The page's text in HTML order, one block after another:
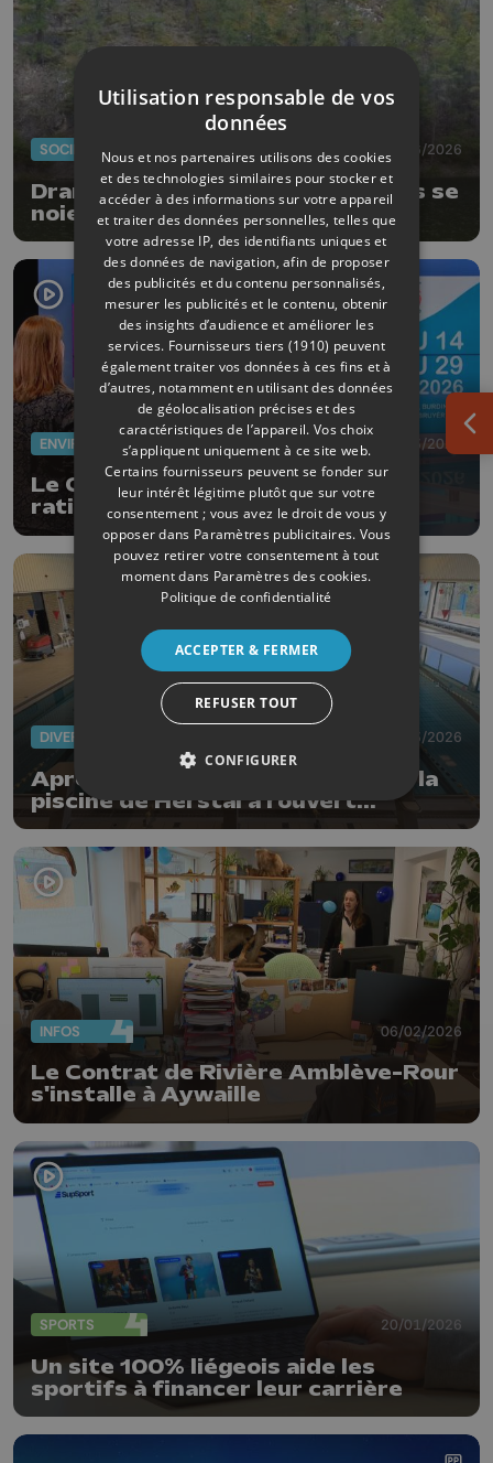
SOCIÉTÉ 24/06/2026
Drame à Sprimont : 2 adolescents se
noient dans une carrière
20/03/2026
Le Contrat de rivière Meuse Aval
ratifie son plan 2026-2028
DIVERS 12/03/2026
Après 3 semaines de fermeture, la
piscine de Herstal a rouvert...
INFOS 06/02/2026
Le Contrat de Rivière Amblève-Rour
s'installe à Aywaille
SPORTS 20/01/2026
Un site 100% liégeois aide les
sportifs à financer leur carrière
Utilisation responsable de vos
données
Nous et nos partenaires utilisons des cookies
et des technologies similaires pour stocker et
accéder à des informations sur votre appareil
et traiter des données personnelles, telles que
votre adresse IP, des identifiants uniques et
des données de navigation, afin de proposer
des publicités et du contenu personnalisés,
mesurer les publicités et le contenu, obtenir
des insights d’audience et améliorer les
services. Fournisseurs tiers (1910) peuvent
également traiter vos données à ces fins et à
d’autres, notamment en utilisant des données
de géolocalisation précises et des
caractéristiques de l’appareil. Vos choix
s’appliquent uniquement à ce site web.
Certains fournisseurs peuvent se fonder sur
leur intérêt légitime plutôt que sur votre
consentement ; vous avez le droit de vous y
opposer dans Paramètres publicitaires. Vous
pouvez retirer votre consentement à tout
moment dans Paramètres des cookies.
Politique de confidentialité
ACCEPTER & FERMER
REFUSER TOUT
CONFIGURER